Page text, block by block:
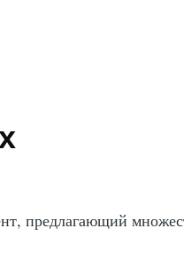
предлагающий